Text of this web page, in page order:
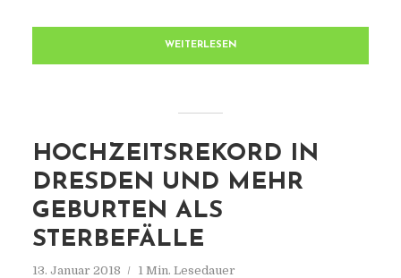
WEITERLESEN
HOCHZEITSREKORD IN
DRESDEN UND MEHR
GEBURTEN ALS
STERBEFÄLLE
13. Januar 2018 1 Min. Lesedauer